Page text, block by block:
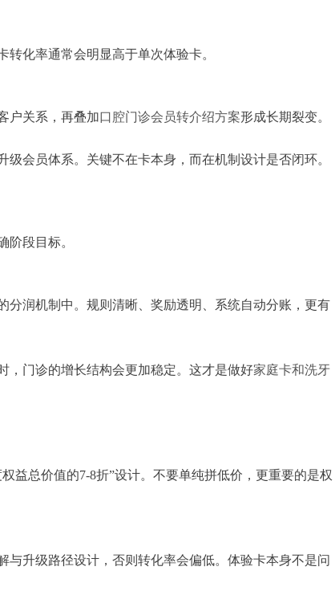
化率通常会明显高于单次体验卡。
户关系，再叠加口腔门诊会员转介绍方案形成长期裂变。
会员体系。关键不在卡本身，而在机制设计是否闭环。
阶段目标。
润机制中。规则清晰、奖励透明、系统自动分账，更有
，门诊的增长结构会更加稳定。这才是做好家庭卡和洗牙
益总价值的7-8折”设计。不要单纯拼低价，更重要的是权
升级路径设计，否则转化率会偏低。体验卡本身不是问